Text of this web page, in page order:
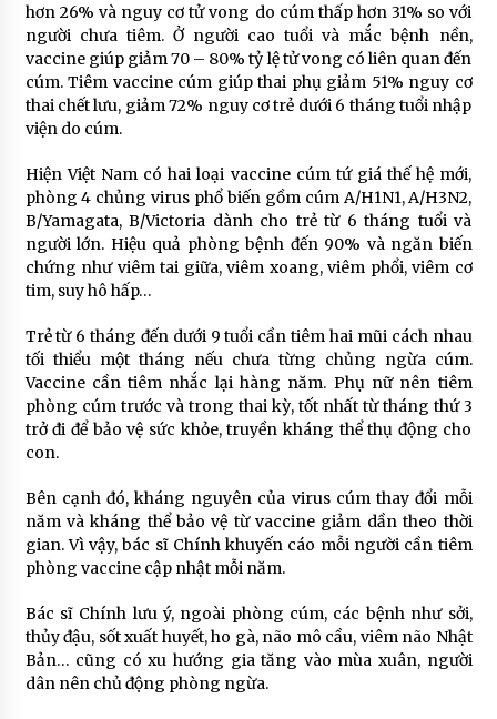
hơn 26% và nguy cơ tử vong do cúm thấp hơn 31% so với
người chưa tiêm. Ở người cao tuổi và mắc bệnh nền,
vaccine giúp giảm 70 – 80% tỷ lệ tử vong có liên quan đến
cúm. Tiêm vaccine cúm giúp thai phụ giảm 51% nguy cơ
thai chết lưu, giảm 72% nguy cơ trẻ dưới 6 tháng tuổi nhập
viện do cúm.
Hiện Việt Nam có hai loại vaccine cúm tứ giá thế hệ mới,
phòng 4 chủng virus phổ biến gồm cúm A/H1N1, A/H3N2,
B/Yamagata, B/Victoria dành cho trẻ từ 6 tháng tuổi và
người lớn. Hiệu quả phòng bệnh đến 90% và ngăn biến
chứng như viêm tai giữa, viêm xoang, viêm phổi, viêm cơ
tim, suy hô hấp…
Trẻ từ 6 tháng đến dưới 9 tuổi cần tiêm hai mũi cách nhau
tối thiểu một tháng nếu chưa từng chủng ngừa cúm.
Vaccine cần tiêm nhắc lại hàng năm. Phụ nữ nên tiêm
phòng cúm trước và trong thai kỳ, tốt nhất từ tháng thứ 3
trở đi để bảo vệ sức khỏe, truyền kháng thể thụ động cho
con.
Bên cạnh đó, kháng nguyên của virus cúm thay đổi mỗi
năm và kháng thể bảo vệ từ vaccine giảm dần theo thời
gian. Vì vậy, bác sĩ Chính khuyến cáo mỗi người cần tiêm
phòng vaccine cập nhật mỗi năm.
Bác sĩ Chính lưu ý, ngoài phòng cúm, các bệnh như sởi,
thủy đậu, sốt xuất huyết, ho gà, não mô cầu, viêm não Nhật
Bản… cũng có xu hướng gia tăng vào mùa xuân, người
dân nên chủ động phòng ngừa.